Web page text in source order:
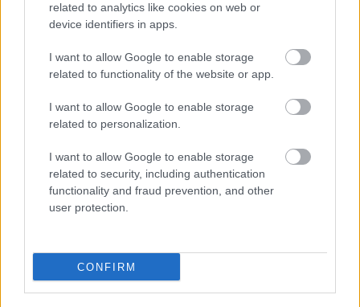
related to analytics like cookies on web or
device identifiers in apps.
I want to allow Google to enable storage
related to functionality of the website or app.
I want to allow Google to enable storage
related to personalization.
I want to allow Google to enable storage
related to security, including authentication
functionality and fraud prevention, and other
user protection.
CONFIRM
| 2021.07.04 08:51
Szeptemberben startol el a Disney+-on a Star Wars: Visions,